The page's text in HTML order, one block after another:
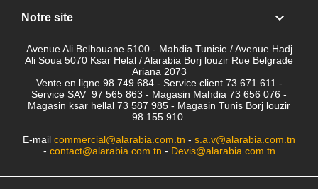
Notre site 
Avenue Ali Belhouane 5100 - Mahdia Tunisie / Avenue Hadj
Ali Soua 5070 Ksar Helal / Alarabia Borj louzir Rue Belgrade
Ariana 2073
Vente en ligne 98 749 684 - Service client 73 671 611 -
Service SAV 97 565 863 - Magasin Mahdia 73 656 076 -
Magasin ksar hellal 73 587 985 - Magasin Tunis Borj louzir
98 155 910
E-mail commercial@alarabia.com.tn - s.a.v@alarabia.com.tn
- contact@alarabia.com.tn - Devis@alarabia.com.tn